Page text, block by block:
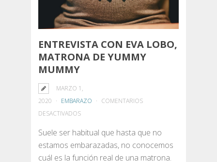
ENTREVISTA CON EVA LOBO,
MATRONA DE YUMMY
MUMMY
MARZO 1,
2020
EMBARAZO
COMENTARIOS
DESACTIVADOSEN
CON
EVA
Suele ser habitual que hasta que no
estamos embarazadas, no conocemos
cuál es la función real de una matrona.